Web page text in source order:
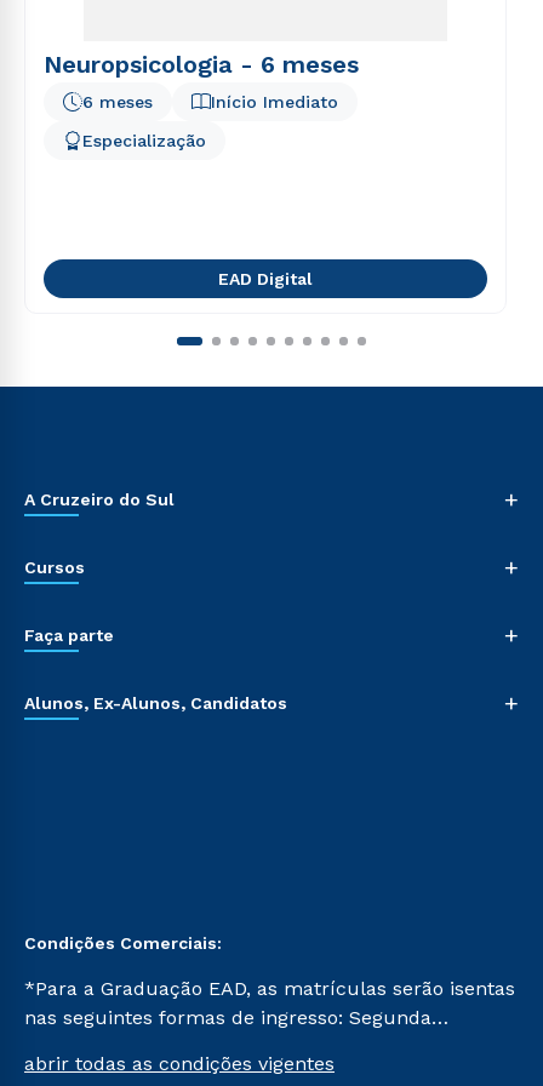
Neuropsicologia - 6 meses
Início Imediato
6 meses
Especialização
EAD Digital
A Cruzeiro do Sul +
Cursos +
Faça parte +
Alunos, Ex-Alunos, Candidatos +
Condições Comerciais:
*Para a Graduação EAD, as matrículas serão isentas
nas seguintes formas de ingresso: Segunda
Já para as demais, a taxa de matrícula será de R$
abrir todas as condições vigentes